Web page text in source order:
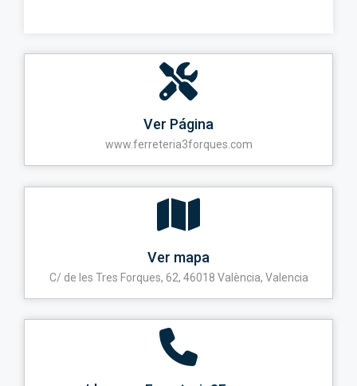
Ver Página
www.ferreteria3forques.com
Ver mapa
C/ de les Tres Forques, 62, 46018 València, Valencia